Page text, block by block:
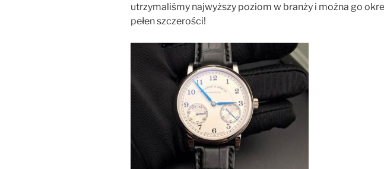
utrzymaliśmy najwyższy poziom w branży i można go
pełen szczerości!